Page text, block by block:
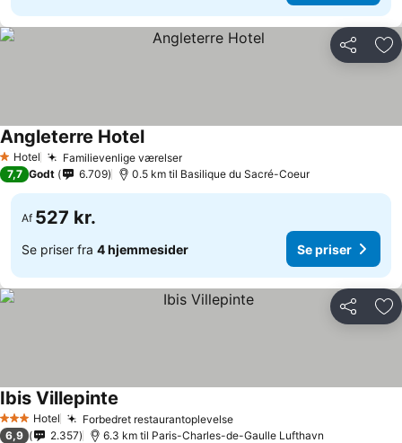
Del
1 Stjerner
Hotel Familievenlige værelser
Angleterre Hotel
7,7 Godt 6.709 0.5 km til Basilique du Sacré-Coeur
Af 527 kr.
Se priser fra 4 hjemmesider Se priser
Del
3 StjernerHotel Forbedret restaurantoplevelse
Ibis Villepinte
6,9 2.357 6.3 km til Paris-Charles-de-Gaulle Lufthavn